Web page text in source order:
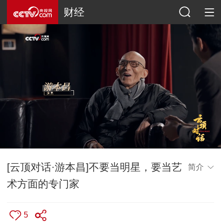
财经
[云顶对话·游本昌]不要当明星，要当艺
术方面的专门家
简介
5